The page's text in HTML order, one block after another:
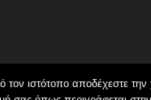
τον ιστότοπο αποδέχεστε